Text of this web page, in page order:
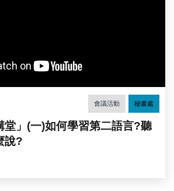
會議活動 秘書處
堂」(一)如何學習第二語言?聽
說?